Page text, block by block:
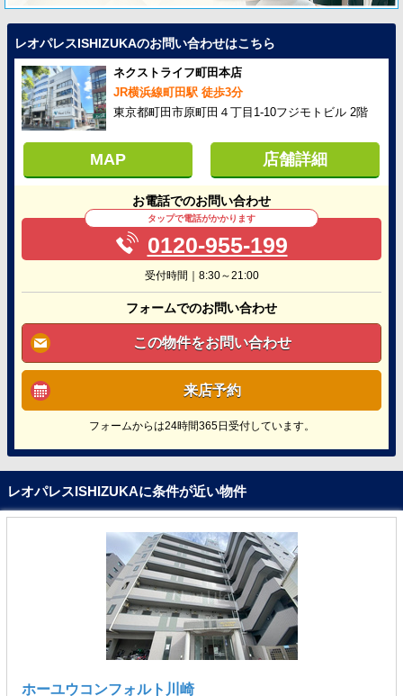
レオパレスISHIZUKAのお問い合わせはこちら
ネクストライフ町田本店
JR横浜線町田駅 徒歩3分
東京都町田市原町田４丁目1-10フジモトビル 2階
MAP 店舗詳細
お電話でのお問い合わせ
タップで電話がかかります
0120-955-199
受付時間｜8:30～21:00
フォームでのお問い合わせ
この物件をお問い合わせ
来店予約
フォームからは24時間365日受付しています。
レオパレスISHIZUKAに条件が近い物件
ホーユウコンフォルト川崎